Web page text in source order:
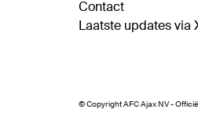
Contact
Laatste updates via
© Copyright AFC Ajax NV -